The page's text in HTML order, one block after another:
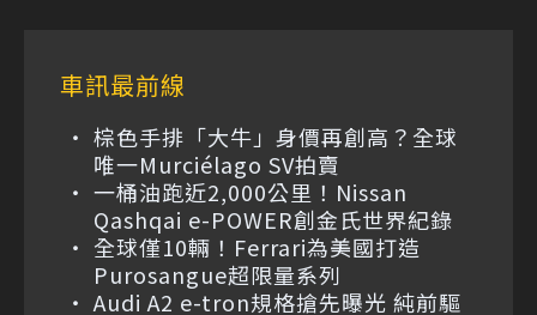
車訊最前線
棕色手排「大牛」身價再創高？全球
唯一Murciélago SV拍賣
一桶油跑近2,000公里！Nissan
Qashqai e-POWER創金氏世界紀錄
全球僅10輛！Ferrari為美國打造
Purosangue超限量系列
Audi A2 e-tron規格搶先曝光 純前驅